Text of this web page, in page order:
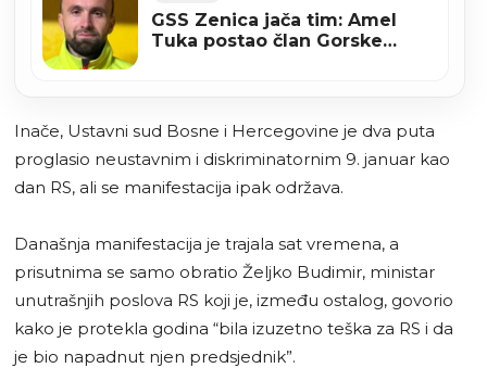
GSS Zenica jača tim: Amel
Tuka postao član Gorske
Inače, Ustavni sud Bosne i Hercegovine je dva puta
proglasio neustavnim i diskriminatornim 9. januar kao
dan RS, ali se manifestacija ipak održava.
Današnja manifestacija je trajala sat vremena, a
prisutnima se samo obratio Željko Budimir, ministar
unutrašnjih poslova RS koji je, između ostalog, govorio
kako je protekla godina “bila izuzetno teška za RS i da
je bio napadnut njen predsjednik”.